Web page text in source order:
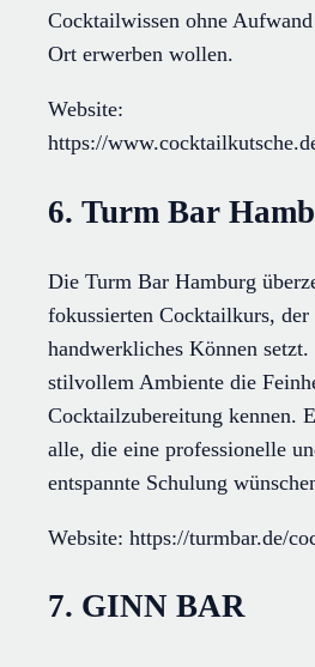
Cocktailwissen ohne
Ort erwerben wollen.
Website:
https://
6. Turm Bar
Die Turm Bar Hamburg
fokussierten Cocktailkurs,
handwerkliches Können
stilvollem Ambiente die
Cocktailzubereitung kennen.
alle, die eine professionelle
entspannte Schulung
Website: https://turmbar.de/
7. GINN BAR